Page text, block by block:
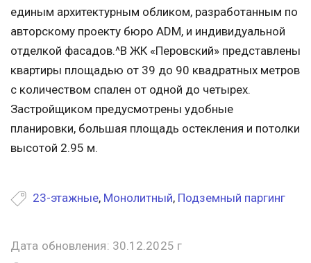
единым архитектурным обликом, разработанным по
авторскому проекту бюро ADM, и индивидуальной
отделкой фасадов.^В ЖК «Перовский» представлены
квартиры площадью от 39 до 90 квадратных метров
с количеством спален от одной до четырех.
Застройщиком предусмотрены удобные
планировки, большая площадь остекления и потолки
высотой 2.95 м.
23-этажные, Монолитный, Подземный паргинг
Дата обновления: 30.12.2025 г